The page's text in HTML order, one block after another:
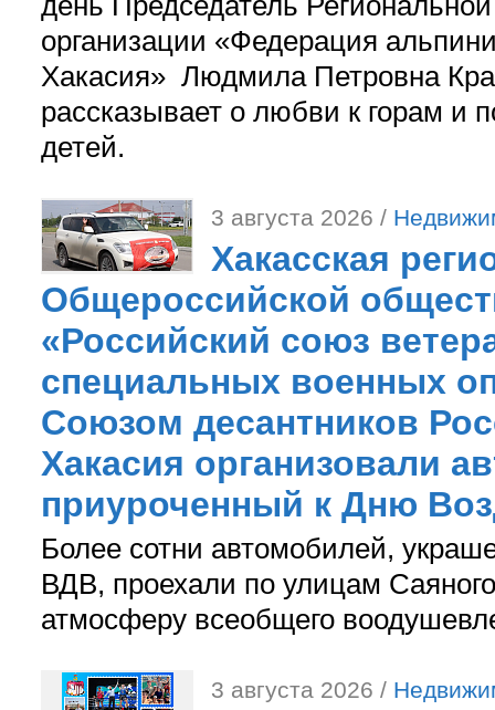
организации «Федерация
Хакасия» Людмила Петровна
рассказывает о любви к горам и
детей.
3 августа 2026 /
Хакасская
Общероссийской
«Российский союз
специальных военных
Союзом десантников
Хакасия организовали
приуроченный к Дню
Более сотни автомобилей,
ВДВ, проехали по улицам
атмосферу всеобщего
3 августа 2026 /